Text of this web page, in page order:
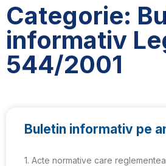
Categorie:
informativ
544/2001
Buletin informativ pe
1. Acte normative care